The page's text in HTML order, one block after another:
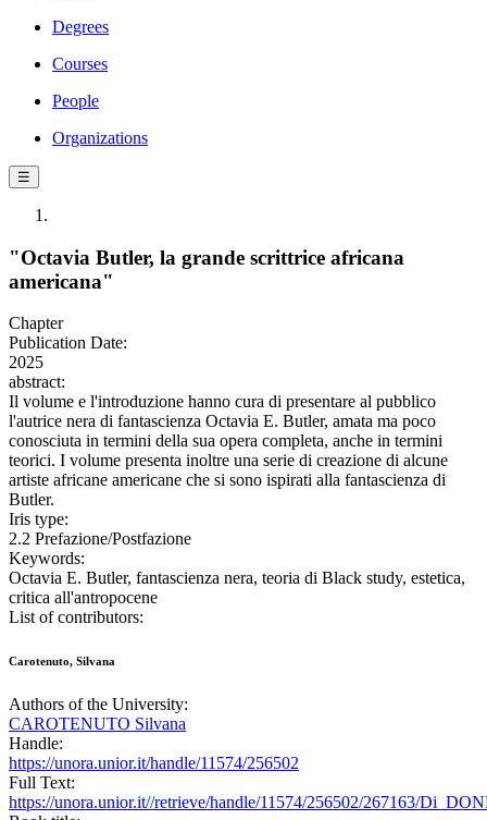
Degrees
Courses
People
Organizations
☰
"Octavia Butler, la grande scrittrice africana
americana"
Chapter
Publication Date:
2025
abstract:
Il volume e l'introduzione hanno cura di presentare al pubblico
l'autrice nera di fantascienza Octavia E. Butler, amata ma poco
conosciuta in termini della sua opera completa, anche in termini
teorici. I volume presenta inoltre una serie di creazione di alcune
artiste africane americane che si sono ispirati alla fantascienza di
Butler.
Iris type:
2.2 Prefazione/Postfazione
Keywords:
Octavia E. Butler, fantascienza nera, teoria di Black study, estetica,
critica all'antropocene
List of contributors:
Carotenuto, Silvana
Authors of the University:
CAROTENUTO Silvana
Handle:
https://unora.unior.it/handle/11574/256502
Full Text:
https://unora.unior.it//retrieve/handle/11574/256502/267163/